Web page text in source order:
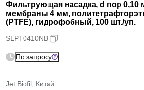
Фильтрующая насадка, d пор 0,10
мембраны 4 мм,
(PTFE), гидрофобный, 100 шт./уп.
SLPT0410NB
По запросу
Jet Biofil, Китай